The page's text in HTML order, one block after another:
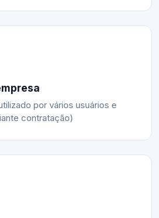
por vários usuários e
contratação)